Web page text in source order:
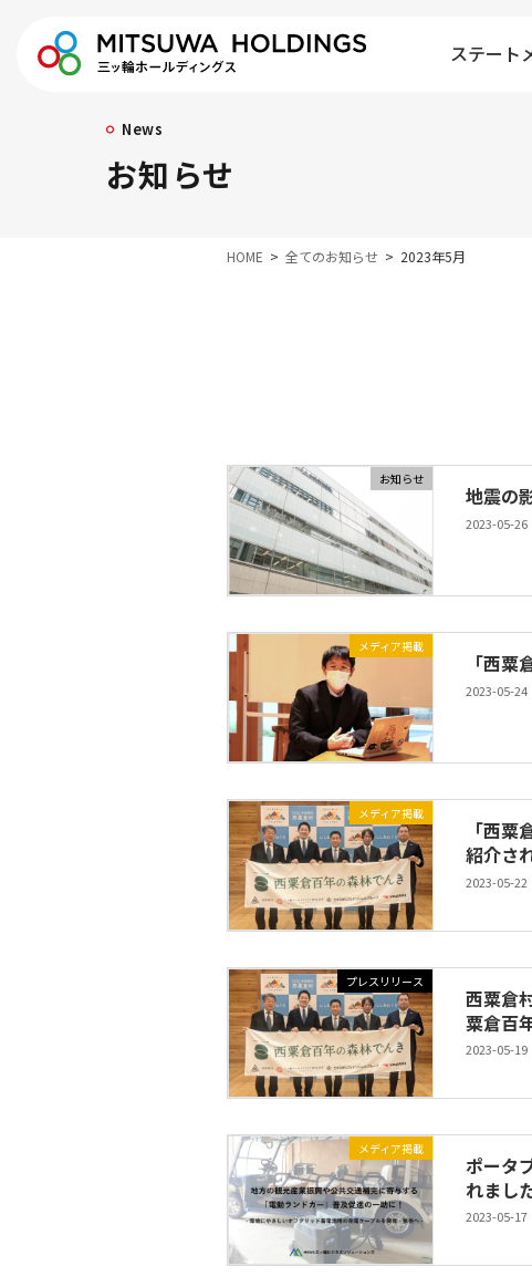
ステート
News
お知らせ
HOME 全てのお知らせ 2023年5月
お知らせ
地震の
2023-05-26
メディア掲載
「西
2023-05-24
メディア掲載
「西
紹介さ
2023-05-22
プレスリリース
西粟倉
粟倉百
2023-05-19
メディア掲載
ポータ
れまし
2023-05-17